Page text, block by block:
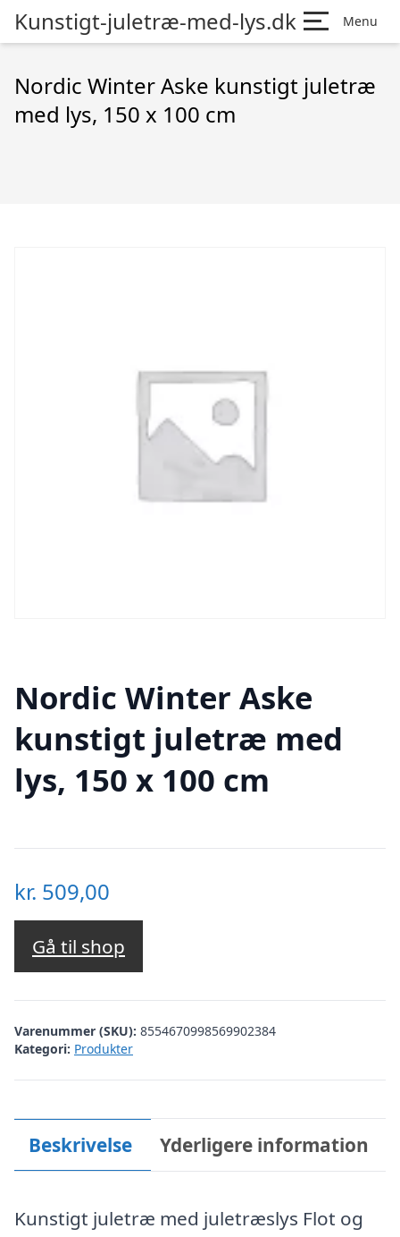
Kunstigt-juletræ-med-lys.dk Menu
Nordic Winter Aske kunstigt juletræ
med lys, 150 x 100 cm
Nordic Winter Aske
kunstigt juletræ med
lys, 150 x 100 cm
kr. 509,00
Gå til shop
Varenummer (SKU): 8554670998569902384
Kategori: Produkter
Beskrivelse Yderligere information
Kunstigt juletræ med juletræslys Flot og